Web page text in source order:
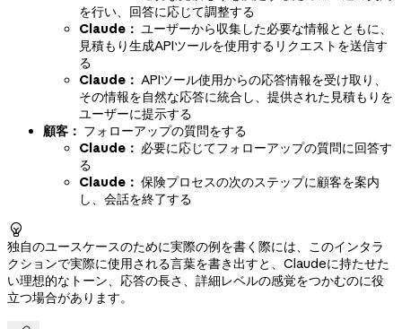
を行い、回答に応じて調整する
Claude： ユーザーから収集した必要な情報とともに、
見積もり生成APIツールを使用するリクエストを送信す
る
Claude： APIツール使用からの応答情報を受け取り、
その情報を自然な応答に統合し、提供された見積もりを
ユーザーに提示する
顧客： フォローアップの質問をする
Claude： 必要に応じてフォローアップの質問に回答す
る
Claude： 保険プロセスの次のステップに顧客を案内
し、会話を終了する

独自のユースケースのために実際の例を書く際には、このインタラ
クションで実際に使用される言葉を書き出すと、Claudeに持たせた
い理想的なトーン、応答の長さ、詳細レベルの感覚をつかむのに役
立つ場合があります。